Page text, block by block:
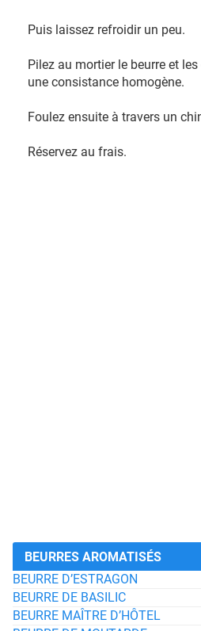
Puis laissez refroidir un peu.
Pilez au mortier le beurre et
une consistance homogène.
Foulez ensuite à travers un
Réservez au frais.
BEURRES AROMATISÉS
BEURRE D’ESTRAGON
BEURRE DE BASILIC
BEURRE MAÎTRE D’HÔTEL